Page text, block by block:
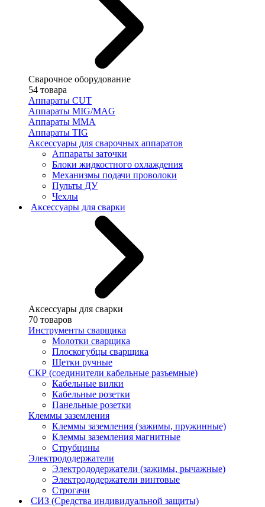
Сварочное оборудование
54 товара
Аппараты CUT
Аппараты MIG/MAG
Аппараты MMA
Аппараты TIG
Аксессуары для сварочных аппаратов
Аппараты заточки
Блоки жидкостного охлаждения
Механизмы подачи проволоки
Пульты ДУ
Чехлы
Аксессуары для сварки
Аксессуары для сварки
70 товаров
Инструменты сварщика
Молотки сварщика
Плоскогубцы сварщика
Щетки ручные
СКР (соединители кабельные разъемные)
Кабельные вилки
Кабельные розетки
Панельные розетки
Клеммы заземления
Клеммы заземления (зажимы, пружинные)
Клеммы заземления магнитные
Струбцины
Электрододержатели
Электрододержатели (зажимы, рычажные)
Электрододержатели винтовые
Строгачи
СИЗ (Средства индивидуальной защиты)